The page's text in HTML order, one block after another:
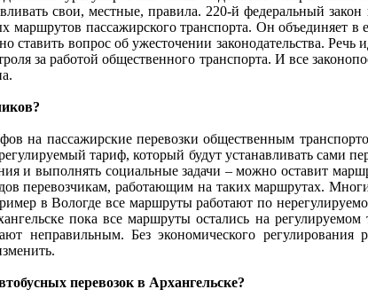
свои, местные, правила. 220-й федеральный
маршрутов пассажирского транспорта. Он объединяет
ставить вопрос об ужесточении законодательства.
за работой общественного транспорта. И все
на пассажирские перевозки общественным
тариф, который будут устанавливать сами
и выполнять социальные задачи – можно оставит
перевозчикам, работающим на таких маршрутах.
в Вологде все маршруты работают по
пока все маршруты остались на
неправильным. Без экономического
перевозок в Архангельске?